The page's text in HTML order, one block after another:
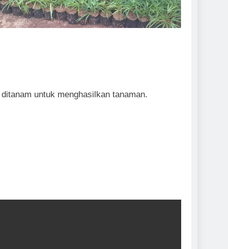
untuk menghasilkan tanaman.